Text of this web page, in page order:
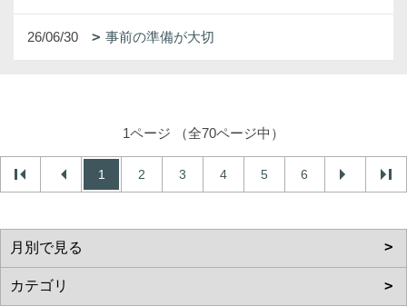
26/06/30 事前の準備が大切
1ページ （全70ページ中）
1 2 3 4 5 6